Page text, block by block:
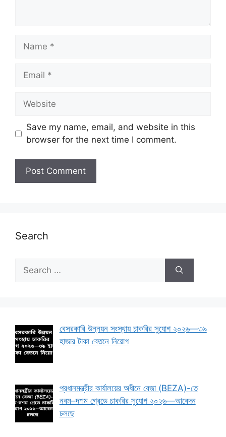
Name
Email
Website
Save my name, email, and website in this
browser for the next time I comment.
Search
for:
বেসরকারি উন্নয়ন সংস্থায় চাকরির সুযোগ ২০২৬—৩৯
হাজার টাকা বেতনে নিয়োগ
প্রধানমন্ত্রীর কার্যালয়ের অধীনে বেজা (BEZA)-তে
নবম–দশম গ্রেডে চাকরির সুযোগ ২০২৬—আবেদন
চলছে